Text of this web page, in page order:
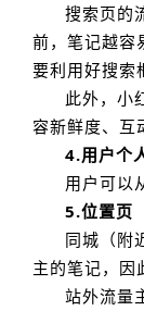
搜索页的
前，笔记越容
要利用好搜索
此外，小
容新鲜度、互
4.用户个
用户可以
5.位置页
同城（附
主的笔记，因
站外流量